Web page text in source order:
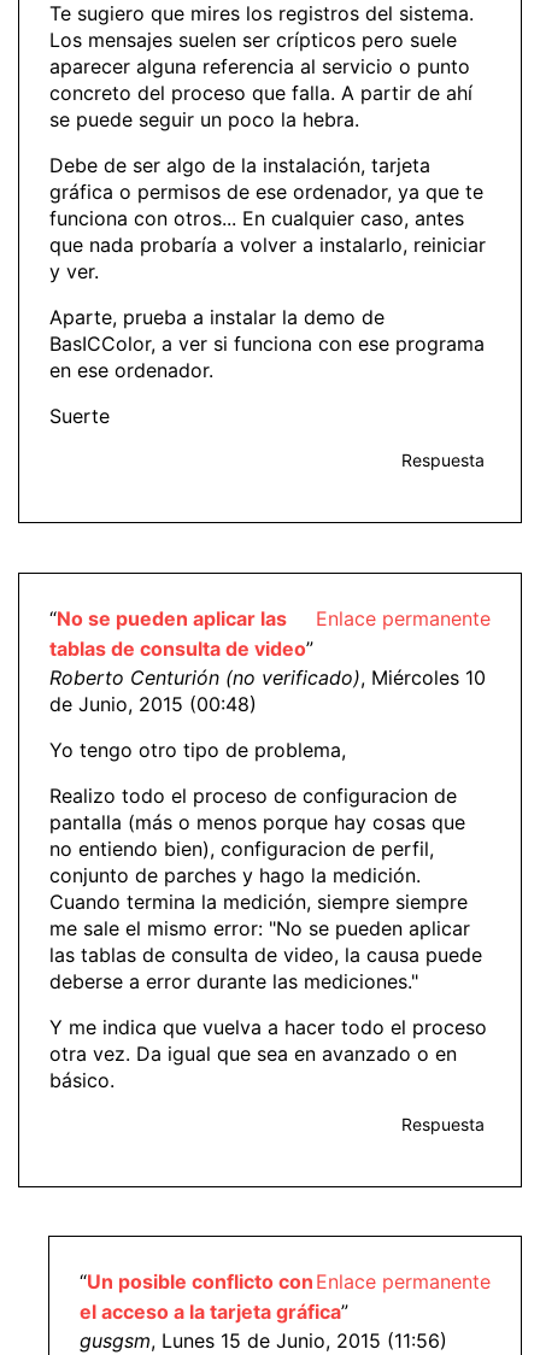
Te sugiero que mires los registros del sistema.
Los mensajes suelen ser crípticos pero suele
aparecer alguna referencia al servicio o punto
concreto del proceso que falla. A partir de ahí
se puede seguir un poco la hebra.
Debe de ser algo de la instalación, tarjeta
gráfica o permisos de ese ordenador, ya que te
funciona con otros... En cualquier caso, antes
que nada probaría a volver a instalarlo, reiniciar
y ver.
Aparte, prueba a instalar la demo de
BasICColor, a ver si funciona con ese programa
en ese ordenador.
Suerte
Respuesta
Enlace permanente
“No se pueden aplicar las
tablas de consulta de video”
Roberto Centurión (no verificado), Miércoles 10
de Junio, 2015 (00:48)
Yo tengo otro tipo de problema,
Realizo todo el proceso de configuracion de
pantalla (más o menos porque hay cosas que
no entiendo bien), configuracion de perfil,
conjunto de parches y hago la medición.
Cuando termina la medición, siempre siempre
me sale el mismo error: "No se pueden aplicar
las tablas de consulta de video, la causa puede
deberse a error durante las mediciones."
Y me indica que vuelva a hacer todo el proceso
otra vez. Da igual que sea en avanzado o en
básico.
Respuesta
Enlace permanente
“Un posible conflicto con
el acceso a la tarjeta gráfica”
gusgsm, Lunes 15 de Junio, 2015 (11:56)